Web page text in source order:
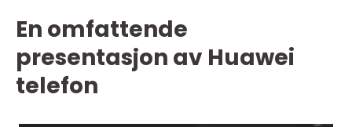
En omfattende
presentasjon av Huawei
telefon